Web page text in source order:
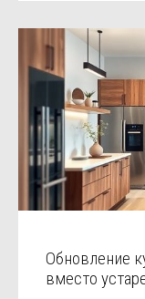
Обновление
вместо